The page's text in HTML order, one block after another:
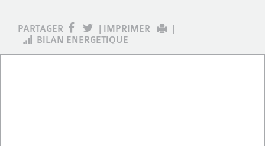
PARTAGER IMPRIMER
BILAN ENERGETIQUE